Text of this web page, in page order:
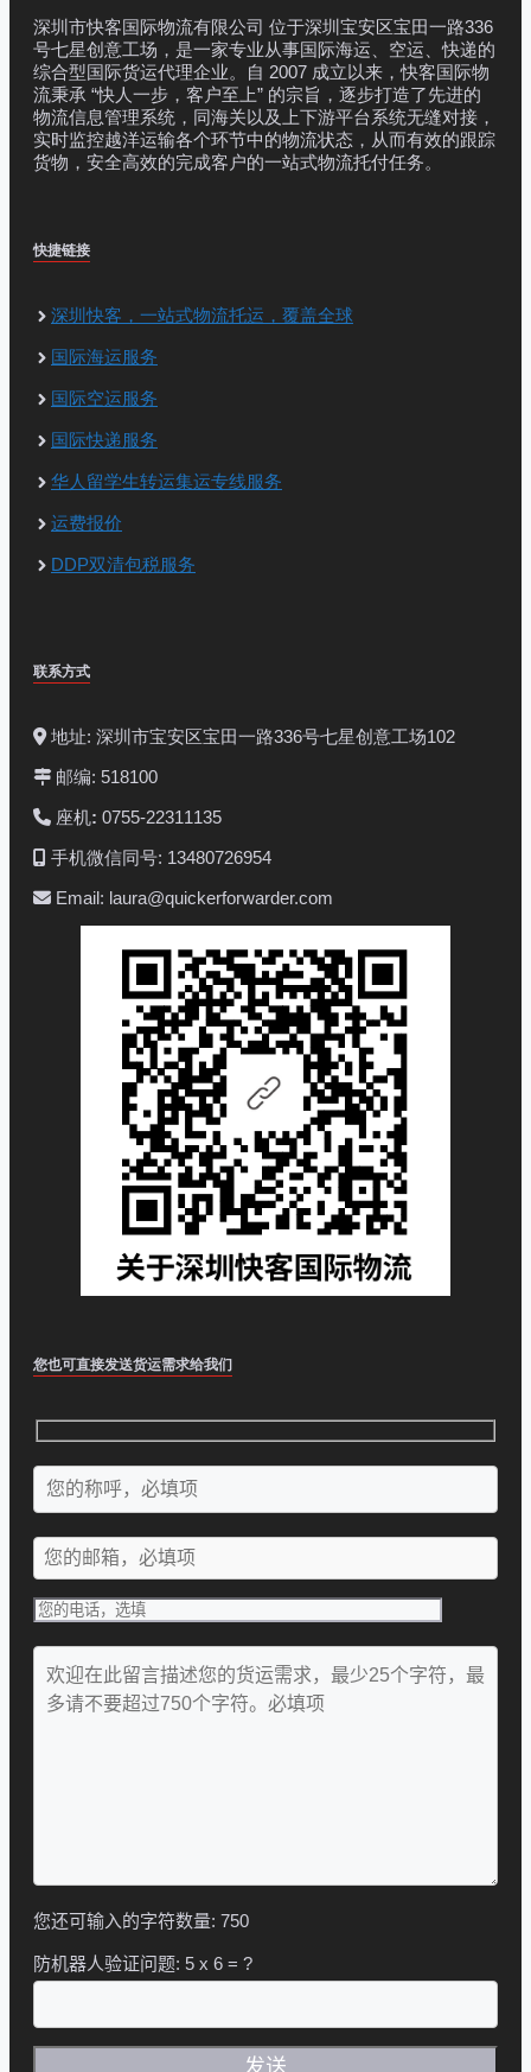
深圳市快客国际物流有限公司 位于深圳宝安区宝田一路336
号七星创意工场，是一家专业从事国际海运、空运、快递的
综合型国际货运代理企业。自 2007 成立以来，快客国际物
流秉承 “快人一步，客户至上” 的宗旨，逐步打造了先进的
物流信息管理系统，同海关以及上下游平台系统无缝对接，
实时监控越洋运输各个环节中的物流状态，从而有效的跟踪
货物，安全高效的完成客户的一站式物流托付任务。
快捷链接
深圳快客，一站式物流托运，覆盖全球
国际海运服务
国际空运服务
国际快递服务
华人留学生转运集运专线服务
运费报价
DDP双清包税服务
联系方式
地址: 深圳市宝安区宝田一路336号七星创意工场102
邮编: 518100
座机: 0755-22311135
手机微信同号: 13480726954
Email: laura@quickerforwarder.com
您也可直接发送货运需求给我们
您还可输入的字符数量: 750
防机器人验证问题: 5 x 6 = ?